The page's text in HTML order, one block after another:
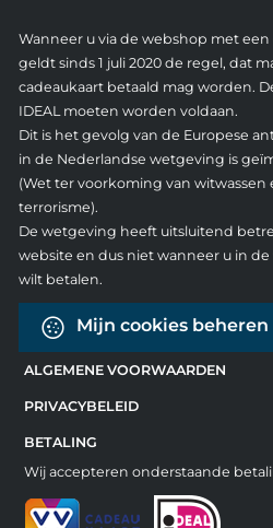
Wanneer u via de webshop met
geldt sinds 1 juli 2020 de regel, dat
cadeaukaart betaald mag worden.
IDEAL moeten worden voldaan.
Dit is het gevolg van de Europese
in de Nederlandse wetgeving is
(Wet ter voorkoming van witwassen
terrorisme).
De wetgeving heeft uitsluitend
website en dus niet wanneer u in
wilt betalen.
Mijn cookies beheren
ALGEMENE VOORWAARDEN
PRIVACYBELEID
BETALING
Wij accepteren onderstaande